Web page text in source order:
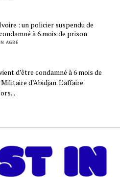
: un policier suspendu de
à 6 mois de prison
AGBÉ
d’être condamné à 6 mois de
d’Abidjan. L’affaire